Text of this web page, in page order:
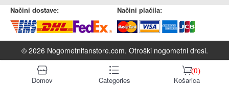
󰆹
Domov
󰈍
Categories
󰃦(0)
Košarica
Načini dostave:
Načini plačila:
© 2026 Nogometnifanstore.com. Otroški nogometni dresi.